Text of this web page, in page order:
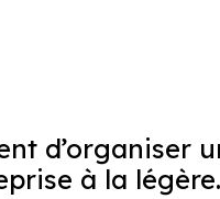
d’organiser
à la